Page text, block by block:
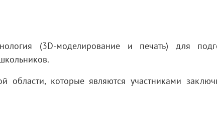
(3D-моделирование и печать) для
которые являются участниками